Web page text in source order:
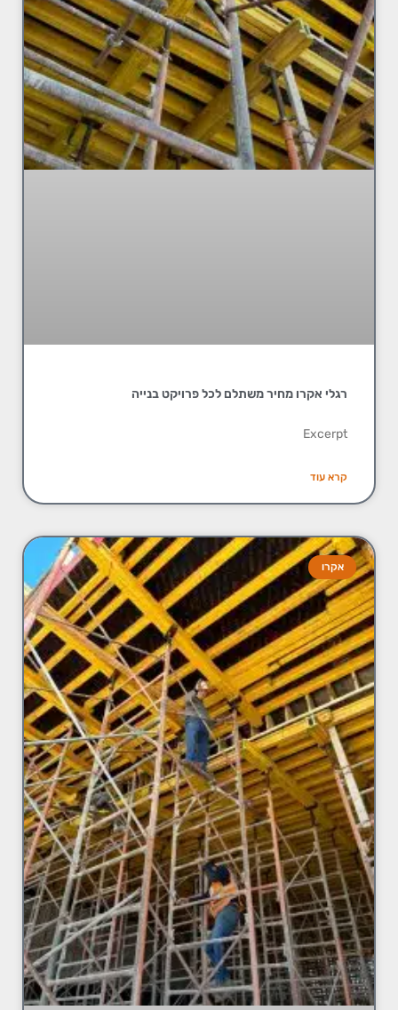
רגלי אקרו מחיר משתלם לכל פרויקט בנייה
Excerpt
קרא עוד
אקרו